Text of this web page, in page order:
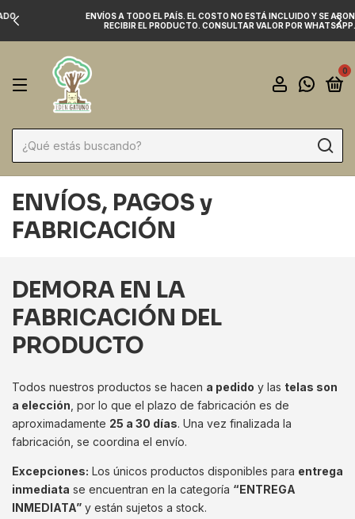
ENVÍOS A TODO EL PAÍS. EL COSTO NO ESTÁ INCLUIDO Y SE ABONA AL
RECIBIR EL PRODUCTO. CONSULTAR VALOR POR WHATSAPP.
0
ENVÍOS, PAGOS y
FABRICACIÓN
DEMORA EN LA
FABRICACIÓN DEL
PRODUCTO
Todos nuestros productos se hacen a pedido y las telas son
a elección , por lo que el plazo de fabricación es de
aproximadamente 25 a 30 días. Una vez finalizada la
fabricación, se coordina el envío.
Excepciones: Los únicos productos disponibles para entrega
inmediata se encuentran en la categoría “ENTREGA
INMEDIATA” y están sujetos a stock.